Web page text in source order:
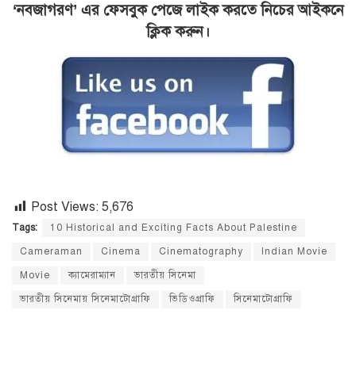
‘নবজাগরণ’ এর ফেসবুক পেজে লাইক করতে নিচের আইকনে
ক্লিক করুন।
Post Views: 5,676
Tags: 10 Historical and Exciting Facts About Palestine
Cameraman Cinema Cinematography Indian Movie
Movie ক্যামেরাম্যান ভারতীয় সিনেমা
ভারতীয় সিনেমায় সিনেমাটোগ্রাফি ভিডিওগ্রাফি সিনেমাটোগ্রাফি